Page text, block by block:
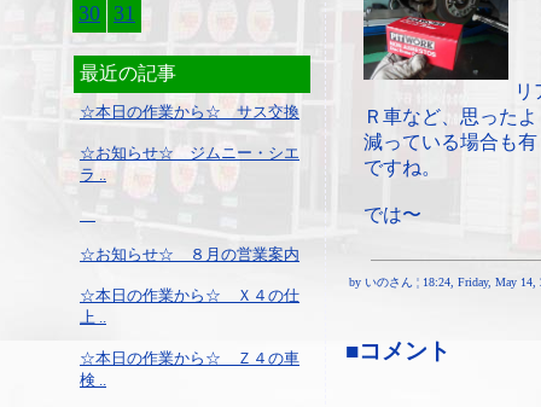
30 31
最近の記事
☆本日の作業から☆ サス交換
☆お知らせ☆ ジムニー・シエ
ラ ..
☆お知らせ☆ ８月の営業案内
☆本日の作業から☆ Ｘ４の仕
上 ..
☆本日の作業から☆ Ｚ４の車
検 ..
リ
Ｒ車など、思った
減っている場合も
ですね。
では〜
by いのさん ¦ 18:24, Friday, May 14,
■コメント